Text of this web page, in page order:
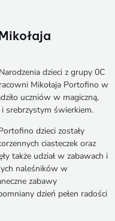
dzieci z grupy 0C
Mikołaja Portofino w
uczniów w magiczną,
srebrzystym świerkiem.
dzieci zostały
ciasteczek oraz
także udział w zabawach i
naleśników w
zabawy
dzień pełen radości